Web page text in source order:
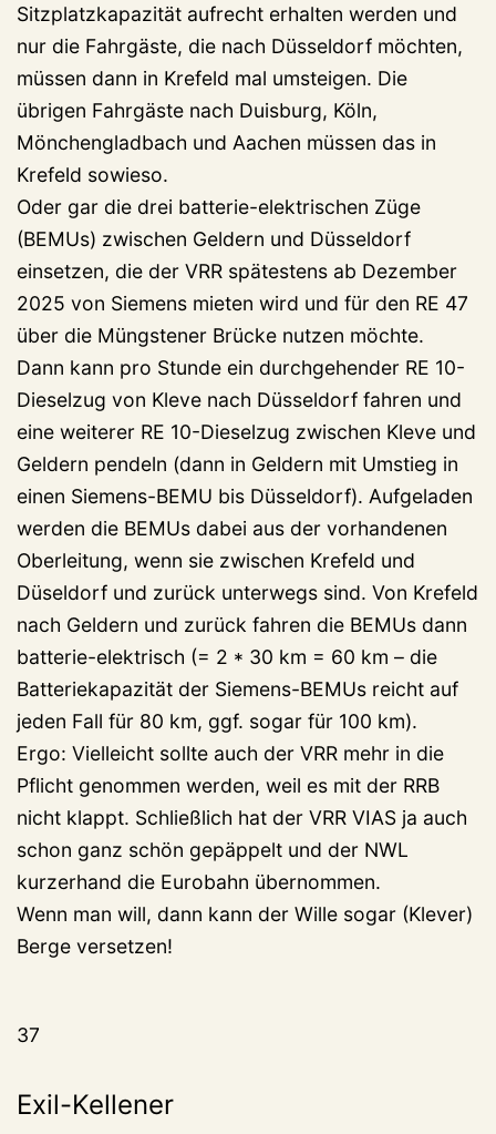
Sitzplatzkapazität aufrecht erhalten werden und
nur die Fahrgäste, die nach Düsseldorf möchten,
müssen dann in Krefeld mal umsteigen. Die
übrigen Fahrgäste nach Duisburg, Köln,
Mönchengladbach und Aachen müssen das in
Krefeld sowieso.
Oder gar die drei batterie-elektrischen Züge
(BEMUs) zwischen Geldern und Düsseldorf
einsetzen, die der VRR spätestens ab Dezember
2025 von Siemens mieten wird und für den RE 47
über die Müngstener Brücke nutzen möchte.
Dann kann pro Stunde ein durchgehender RE 10-
Dieselzug von Kleve nach Düsseldorf fahren und
eine weiterer RE 10-Dieselzug zwischen Kleve und
Geldern pendeln (dann in Geldern mit Umstieg in
einen Siemens-BEMU bis Düsseldorf). Aufgeladen
werden die BEMUs dabei aus der vorhandenen
Oberleitung, wenn sie zwischen Krefeld und
Düseldorf und zurück unterwegs sind. Von Krefeld
nach Geldern und zurück fahren die BEMUs dann
batterie-elektrisch (= 2 * 30 km = 60 km – die
Batteriekapazität der Siemens-BEMUs reicht auf
jeden Fall für 80 km, ggf. sogar für 100 km).
Ergo: Vielleicht sollte auch der VRR mehr in die
Pflicht genommen werden, weil es mit der RRB
nicht klappt. Schließlich hat der VRR VIAS ja auch
schon ganz schön gepäppelt und der NWL
kurzerhand die Eurobahn übernommen.
Wenn man will, dann kann der Wille sogar (Klever)
Berge versetzen!
37
Exil-Kellener